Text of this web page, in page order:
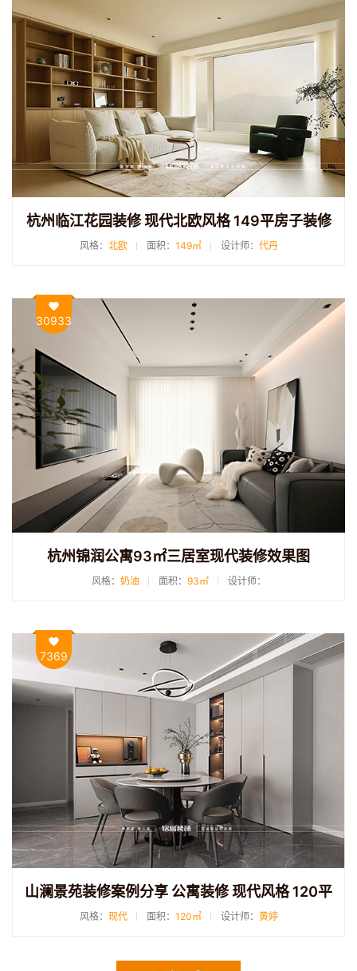
杭州临江花园装修 现代北欧风格 149平房子装修
风格： 北欧 面积： 149㎡ 设计师： 代丹
30933
杭州锦润公寓93㎡三居室现代装修效果图
风格： 奶油 面积： 93㎡ 设计师：
7369
山澜景苑装修案例分享 公寓装修 现代风格 120平
风格： 现代 面积： 120㎡ 设计师： 黄婷